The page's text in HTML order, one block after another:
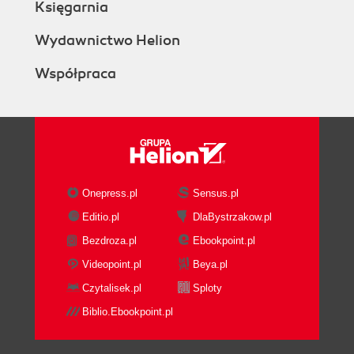
Księgarnia
Wydawnictwo Helion
Współpraca
Onepress.pl
Sensus.pl
Editio.pl
DlaBystrzakow.pl
Bezdroza.pl
Ebookpoint.pl
Videopoint.pl
Beya.pl
Czytalisek.pl
Sploty
Biblio.Ebookpoint.pl